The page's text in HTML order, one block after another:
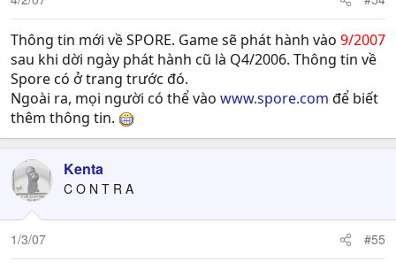
Thông tin mới về SPORE. Game sẽ phát hành vào 9/2007
sau khi dời ngày phát hành cũ là Q4/2006. Thông tin về
Spore có ở trang trước đó.
Ngoài ra, mọi người có thể vào www.spore.com để biết
thêm thông tin.
Kenta
C O N T R A
1/3/07 #55